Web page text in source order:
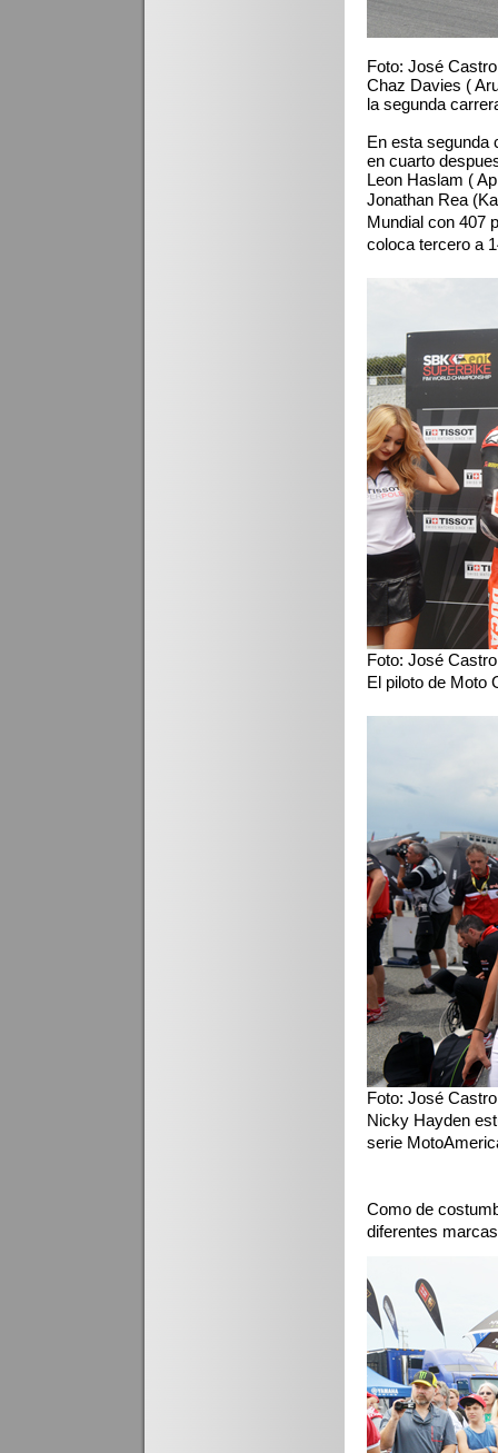
Foto: José Castro
Chaz Davies (
la segunda
En esta segunda
en cuarto
Leon Haslam (
Jonathan Rea
Mundial con 407
coloca tercero a
Foto: José Castro
El piloto de Moto
Foto: José Castro
Nicky Hayden
serie
Como de
diferentes